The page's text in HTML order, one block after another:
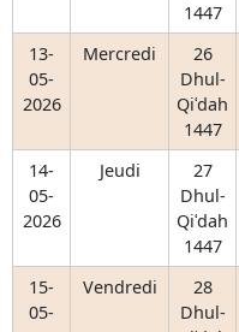
1447
13-
05-
2026
Mercredi
26
Dhul-
Qiʿdah
1447
14-
05-
2026
Jeudi
27
Dhul-
Qiʿdah
1447
15-
05-
Vendredi
28
Dhul-